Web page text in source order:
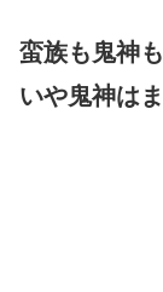
蛮族も鬼神
いや鬼神は